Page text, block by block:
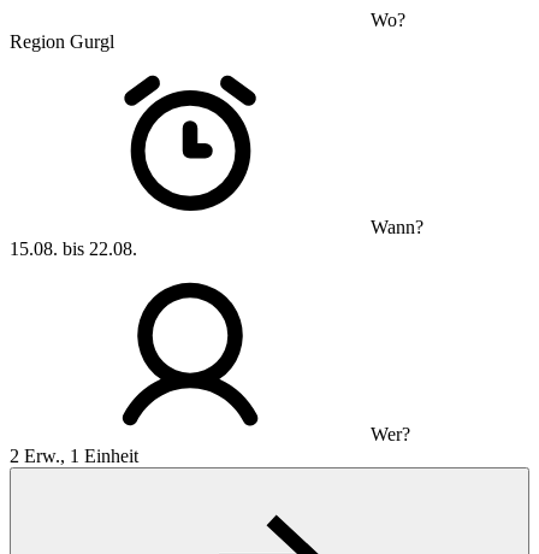
Wo?
Region Gurgl
Wann?
15.08. bis 22.08.
Wer?
2 Erw., 1 Einheit